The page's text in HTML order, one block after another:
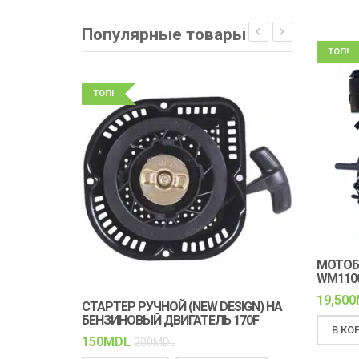
ТОП!
19,500
В
Популярные товары
ТОП!
СТАРТЕР РУЧНОЙ (NEW DESIGN) НА
БЕНЗИНОВЫЙ ДВИГАТЕЛЬ 170F
150MDL 200MDL
КЛИНОВОЙ
РАБОТА